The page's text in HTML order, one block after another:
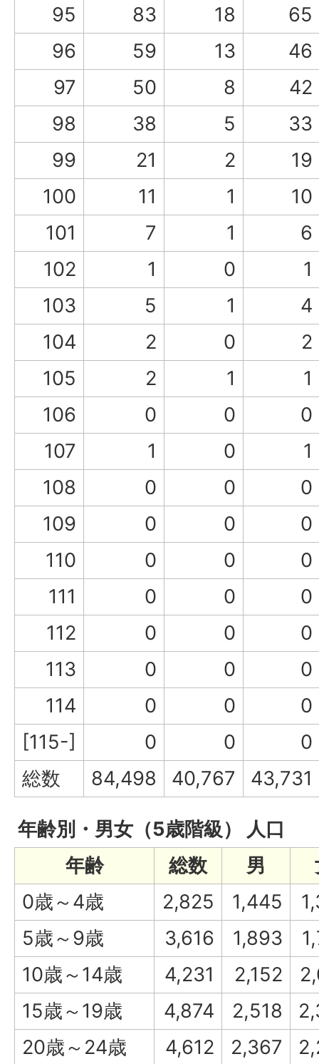
95
83 18
65
96
59 13
46
97
50 8
42
98
38 5
33
99
21 2
19
100
11 1
10
101
7 1
6
102
1 0
1
103
5 1
4
104
2 0
2
105
2 1
1
106
0 0
0
107
1 0
1
108
0 0
0
109
0 0
0
110
0 0
0
111
0 0
0
112
0 0
0
113
0 0
0
114
0 0
0
[115-]
0 0
0
総数
84,498 40,767 43,731
年齢別・男女（5歳階級） 人口
年齢
総数 男
0歳～4歳
2,825 1,445
5歳～9歳
3,616 1,893
10歳～14歳
4,231 2,152
15歳～19歳
4,874 2,518
20歳～24歳
4,612 2,367